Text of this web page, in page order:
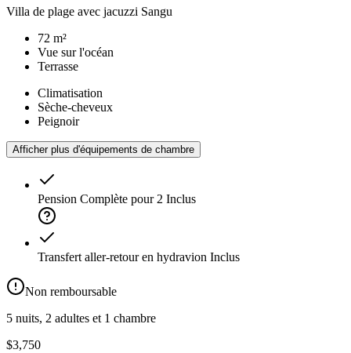
Villa de plage avec jacuzzi Sangu
72 m²
Vue sur l'océan
Terrasse
Climatisation
Sèche-cheveux
Peignoir
Afficher plus d'équipements de chambre
Pension Complète pour 2 Inclus
Transfert aller-retour en hydravion Inclus
Non remboursable
5 nuits, 2 adultes et 1 chambre
$3,750